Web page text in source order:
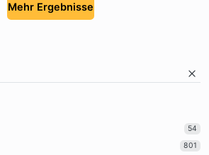
Mehr Ergebnisse
54
801